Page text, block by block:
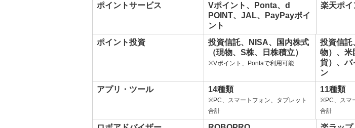
ポイントサービス
Vポイント、Ponta、d
POINT、JAL、PayPayポイ
ント
楽天ポ
ポイント投資
投資信託、NISA、国内株式
（現物、S株、日株積立）
※Vポイント、Pontaで利用可能
投資信託
物）、米
貨）、バ
ン
アプリ・ツール
14種類
※PC、スマートフォン、タブレット
合計
11種類
※PC、スマ
合計